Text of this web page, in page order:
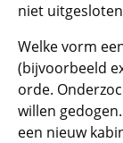
niet
Welke vorm
(bijvoorbeeld
orde.
willen
een nieuw